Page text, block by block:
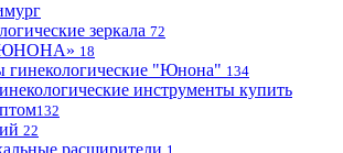
зеркала 72
18
гинекологические "Юнона" 134
инструменты купить
132
22
расширители